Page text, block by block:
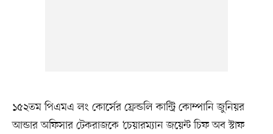
১৫২তম পিএমএ লং কোর্সের ফ্রেন্ডলি কান্ট্রি কোম্পানি জুনিয়র
আন্ডার অফিসার টেকরাজকে ‘চেয়ারম্যান জয়েন্ট চিফ অব স্টাফ